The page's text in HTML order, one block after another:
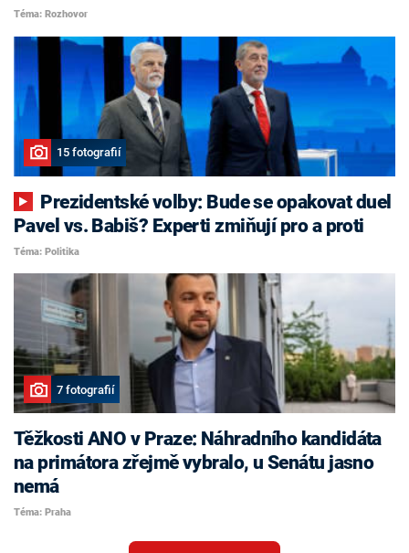
Téma: Rozhovor
15 fotografií
Pavel vs. Babiš? Experti zmiňují pro a proti
Téma: Politika
7 fotografií
Těžkosti ANO v Praze: Náhradního kandidáta
na primátora zřejmě vybralo, u Senátu jasno
nemá
Téma: Praha